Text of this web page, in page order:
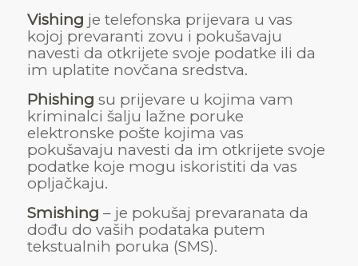
Vishing je telefonska prijevara u vas
kojoj prevaranti zovu i pokušavaju
navesti da otkrijete svoje podatke ili da
im uplatite novčana sredstva.
Phishing su prijevare u kojima vam
kriminalci šalju lažne poruke
elektronske pošte kojima vas
pokušavaju navesti da im otkrijete svoje
podatke koje mogu iskoristiti da vas
opljačkaju.
Smishing – je pokušaj prevaranata da
dođu do vaših podataka putem
tekstualnih poruka (SMS).